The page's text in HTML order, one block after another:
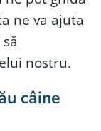
ne va ajuta
nostru.
câine